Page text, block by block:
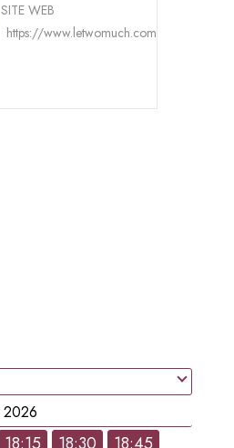
SITE WEB
https://www.letwomuch.com